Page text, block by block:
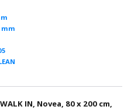
mm
IN, Novea, 80 x 200 cm,